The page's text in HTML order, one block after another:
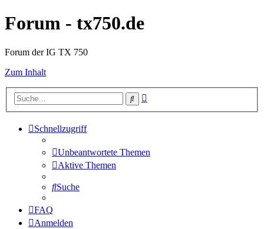
Forum - tx750.de
Forum der IG TX 750
Zum Inhalt
Suche
Schnellzugriff
Unbeantwortete Themen
Aktive Themen
Suche
FAQ
Anmelden